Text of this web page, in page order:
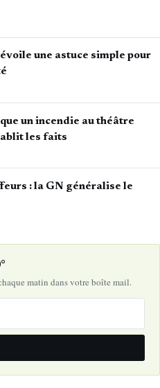
une astuce simple pour
un incendie au théâtre
les faits
: la GN généralise le
matin dans votre boîte mail.